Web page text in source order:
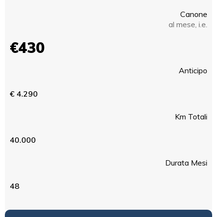
Canone
al mese, i.e.
€430
Anticipo
€ 4.290
Km Totali
40.000
Durata Mesi
48